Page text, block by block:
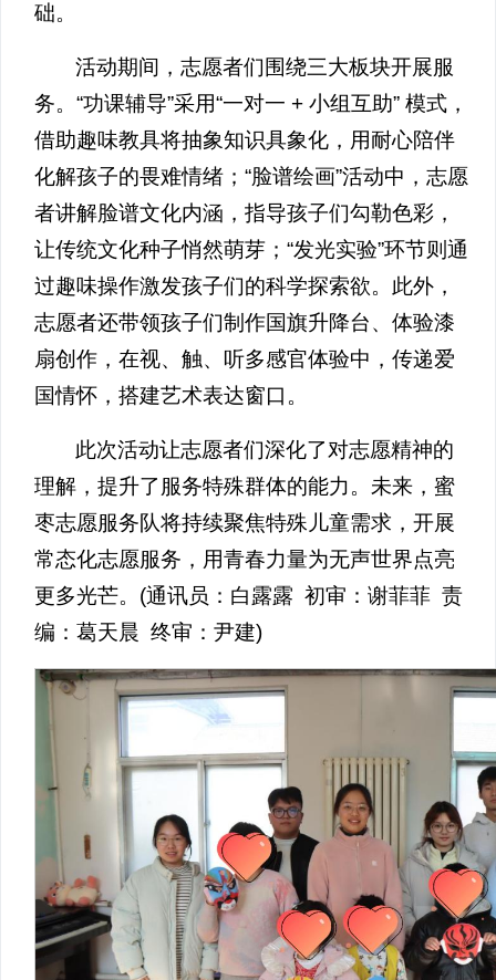
础。
活动期间，志愿者们围绕三大板块开展服
务。“功课辅导”采用“一对一 + 小组互助” 模式，
借助趣味教具将抽象知识具象化，用耐心陪伴
化解孩子的畏难情绪；“脸谱绘画”活动中，志愿
者讲解脸谱文化内涵，指导孩子们勾勒色彩，
让传统文化种子悄然萌芽；“发光实验”环节则通
过趣味操作激发孩子们的科学探索欲。此外，
志愿者还带领孩子们制作国旗升降台、体验漆
扇创作，在视、触、听多感官体验中，传递爱
国情怀，搭建艺术表达窗口。
此次活动让志愿者们深化了对志愿精神的
理解，提升了服务特殊群体的能力。未来，蜜
枣志愿服务队将持续聚焦特殊儿童需求，开展
常态化志愿服务，用青春力量为无声世界点亮
更多光芒。(通讯员：白露露 初审：谢菲菲 责
编：葛天晨 终审：尹建)